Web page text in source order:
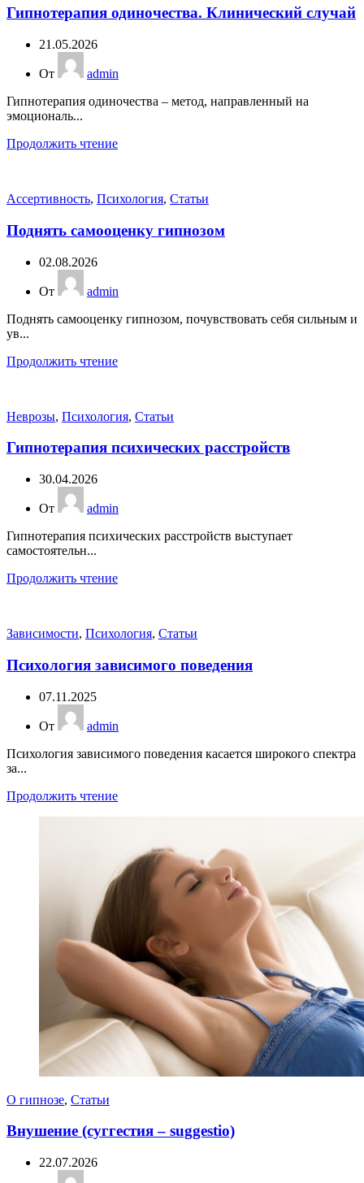
Гипнотерапия одиночества. Клинический случай
21.05.2026
От
admin
Гипнотерапия одиночества – метод, направленный на
эмоциональ...
Продолжить чтение
Ассертивность, Психология, Статьи
Поднять самооценку гипнозом
02.08.2026
От
admin
Поднять самооценку гипнозом, почувствовать себя сильным и
ув...
Продолжить чтение
Неврозы, Психология, Статьи
Гипнотерапия психических расстройств
30.04.2026
От
admin
Гипнотерапия психических расстройств выступает
самостоятельн...
Продолжить чтение
Зависимости, Психология, Статьи
Психология зависимого поведения
07.11.2025
От
admin
Психология зависимого поведения касается широкого спектра
за...
Продолжить чтение
О гипнозе, Статьи
Внушение (суггестия – suggestio)
22.07.2026